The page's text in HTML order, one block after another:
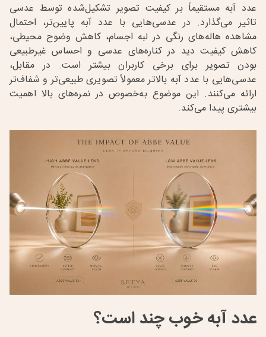
عدد آبه مستقیماً بر کیفیت تصویر تشکیل‌شده توسط عدسی
تاثیر می‌گذارد. در عدسی‌هایی با عدد آبه پایین‌تر، احتمال
مشاهده هاله‌های رنگی در لبه اجسام، کاهش وضوح محیطی،
کاهش کیفیت دید در کناره‌های عدسی و احساس غیرطبیعی
بودن تصویر برای برخی کاربران بیشتر است. در مقابل،
عدسی‌هایی با عدد آبه بالاتر معمولاً تصویری طبیعی‌تر و شفاف‌تر
ارائه می‌کنند. این موضوع به‌خصوص در نمره‌های بالا اهمیت
بیشتری پیدا می‌کند.
عدد آبه خوب چند است؟